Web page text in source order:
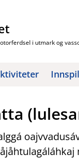
i utmark og